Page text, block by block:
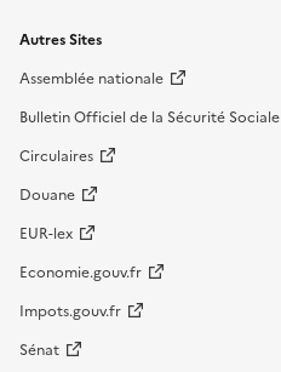
Autres Sites
Assemblée nationale
Bulletin Officiel de la Sécurité Sociale
Circulaires
Douane
EUR-lex
Economie.gouv.fr
Impots.gouv.fr
Sénat